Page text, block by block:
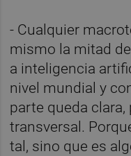
- Cualquier
mismo la mitad
a inteligencia
nivel mundial y
parte queda
transversal.
tal, sino que es